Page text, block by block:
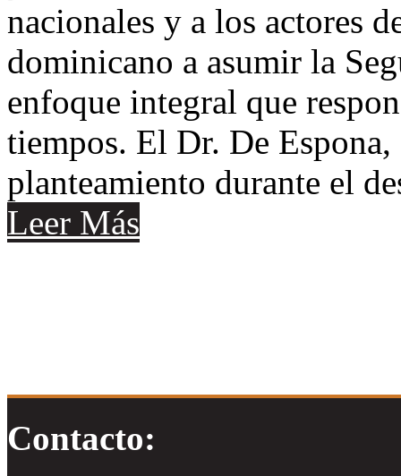
nacionales y a los actores
dominicano a asumir la
enfoque integral que
tiempos. El Dr. De
planteamiento durante el
Leer Más
Contacto: